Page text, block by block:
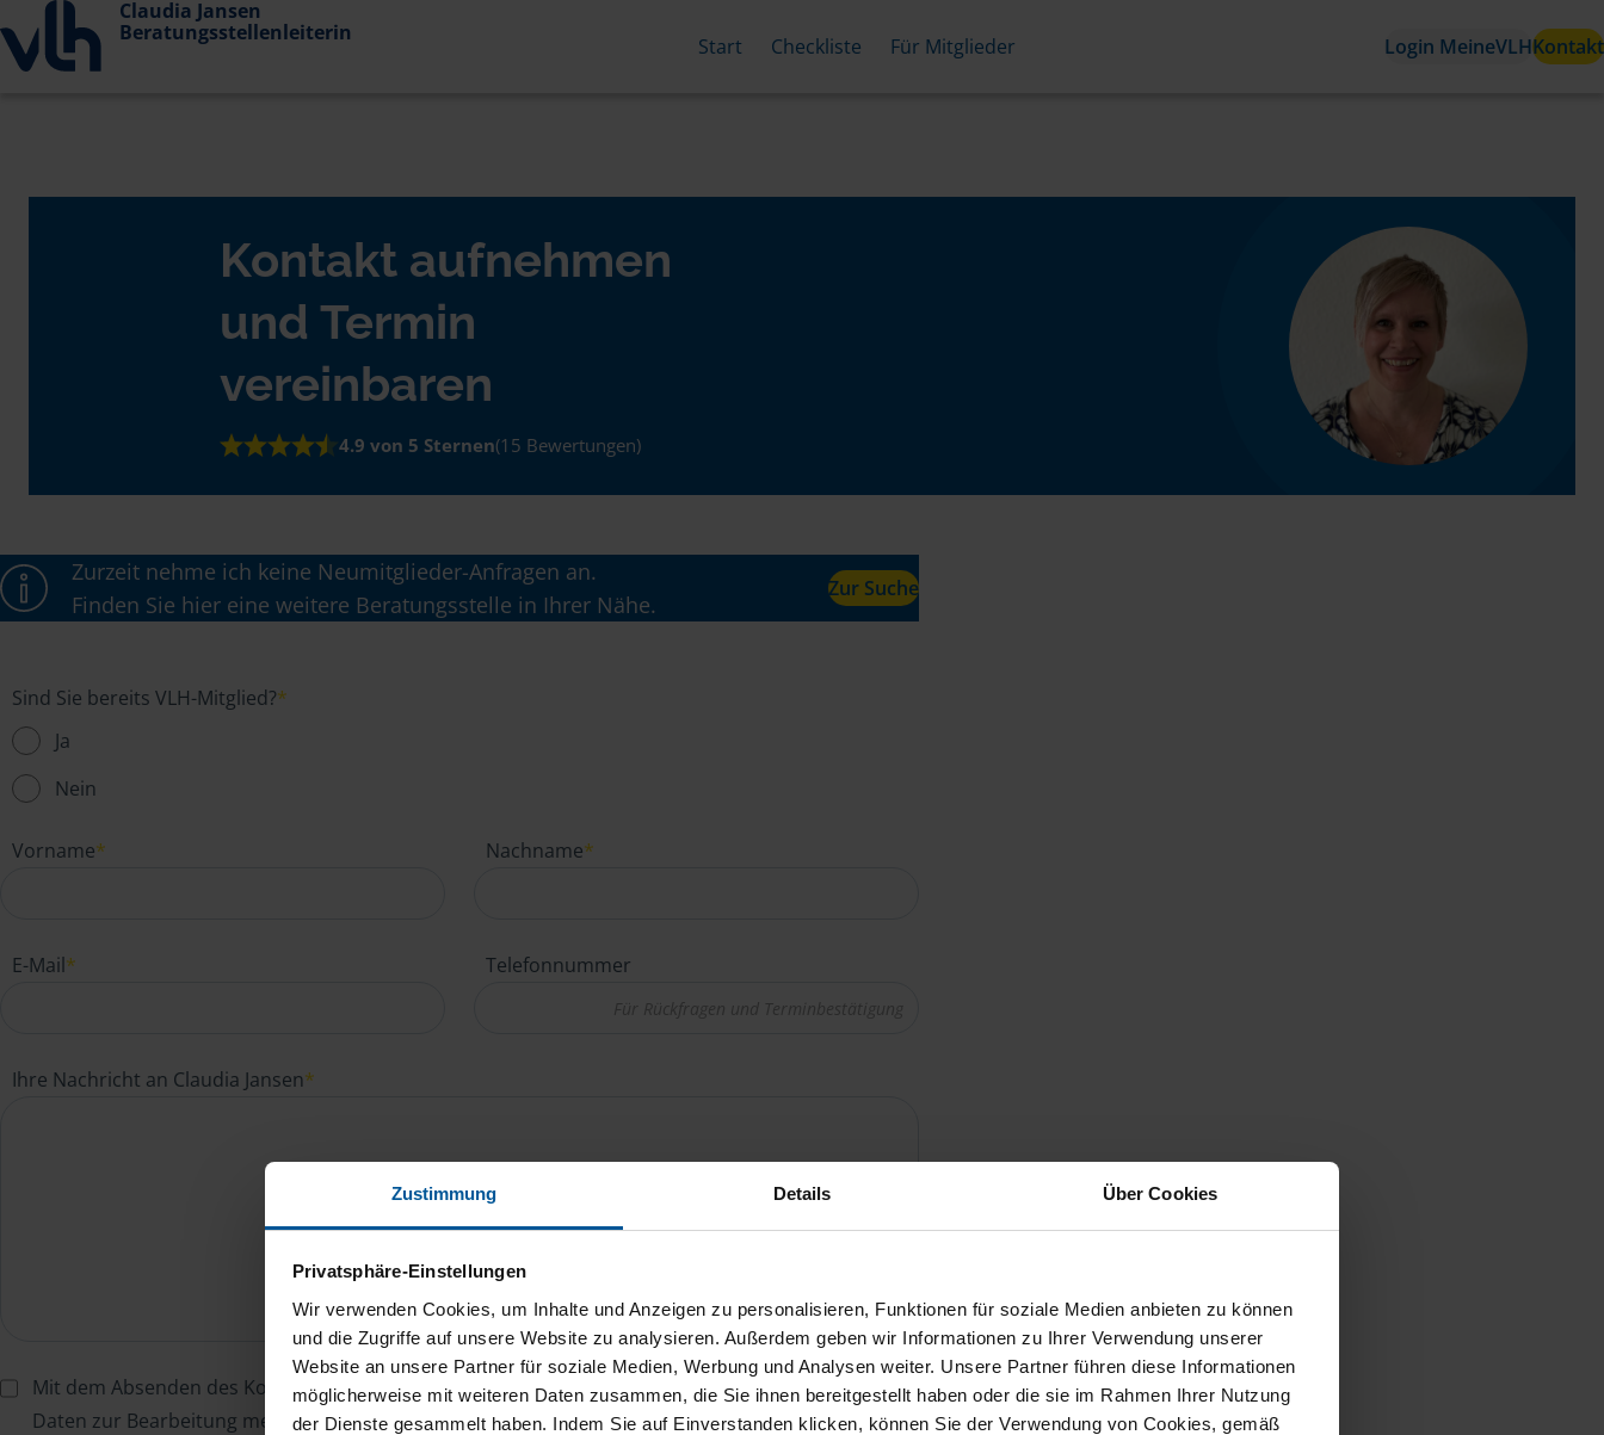
Zustimmung Details Über Cookies
Privatsphäre-Einstellungen
Wir verwenden Cookies, um Inhalte und Anzeigen zu personalisieren, Funktionen für soziale Medien anbieten zu können
und die Zugriffe auf unsere Website zu analysieren. Außerdem geben wir Informationen zu Ihrer Verwendung unserer
Website an unsere Partner für soziale Medien, Werbung und Analysen weiter. Unsere Partner führen diese Informationen
möglicherweise mit weiteren Daten zusammen, die Sie ihnen bereitgestellt haben oder die sie im Rahmen Ihrer Nutzung
der Dienste gesammelt haben. Indem Sie auf Einverstanden klicken, können Sie der Verwendung von Cookies, gemäß
Claudia Jansen
Beratungsstellenleiterin
Start Checkliste Für Mitglieder Login MeineVLHKontakt
Kontakt aufnehmen
und Termin
vereinbaren
4.9 von 5 Sternen(15 Bewertungen)
Zurzeit nehme ich keine Neumitglieder-Anfragen an.
Finden Sie hier eine weitere Beratungsstelle in Ihrer Nähe.
Zur Suche
Sind Sie bereits VLH-Mitglied?*
Ja
Nein
Vorname* Nachname*
E-Mail* Telefonnummer
Ihre Nachricht an Claudia Jansen*
Mit dem Absenden des Kontaktformulars erkläre ich mich damit einverstanden, dass meine
Daten zur Bearbeitung meines Anliegens sowie zur internen Analyse der Zugriffsquelle